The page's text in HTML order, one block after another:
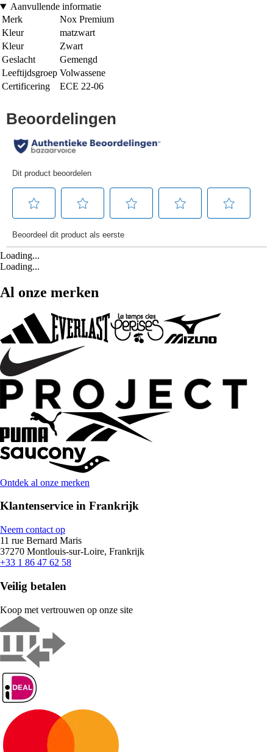
Aanvullende informatie
Merk
Nox Premium
Kleur
matzwart
Kleur
Zwart
Geslacht
Gemengd
Leeftijdsgroep Volwassene
Certificering
ECE 22-06
Loading...
Loading...
Al onze merken
Ontdek al onze merken
Klantenservice in Frankrijk
Neem contact op
11 rue Bernard Maris
37270 Montlouis-sur-Loire, Frankrijk
+33 1 86 47 62 58
Veilig betalen
Koop met vertrouwen op onze site